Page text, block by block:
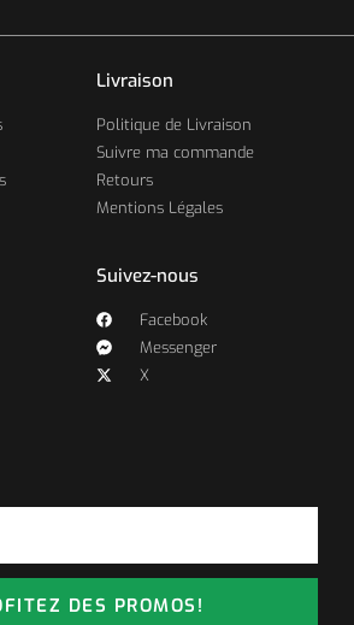
Livraison
Politique de Livraison
Suivre ma commande
Retours
Mentions Légales
Suivez-nous
Facebook
Messenger
X
DES PROMOS!